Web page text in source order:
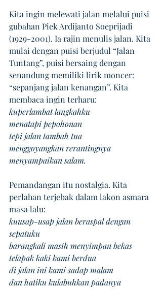
Kita ingin melewati jalan melalui puisi
gubahan Piek Ardijanto Soeprijadi
(1929-2001). Ia rajin menulis jalan. Kita
mulai dengan puisi berjudul “Jalan
Tuntang”, puisi bersaing dengan
senandung memiliki lirik moncer:
“sepanjang jalan kenangan”. Kita
membaca ingin terharu:
kuperlambat langkahku
menatapi pepohonan
tepi jalan tambah tua
menggoyangkan rerantingnya
menyampaikan salam.
Pemandangan itu nostalgia. Kita
perlahan terjebak dalam lakon asmara
masa lalu:
kuusap-usap jalan beraspal dengan
sepatuku
barangkali masih menyimpan bekas
telapak kaki kami berdua
di jalan ini kami sadap malam
dan hatiku kulabuhkan padanya